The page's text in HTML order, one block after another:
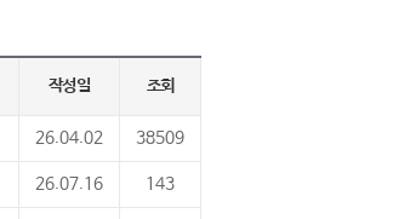
작성일 조회
26.04.02 38509
26.07.16 143